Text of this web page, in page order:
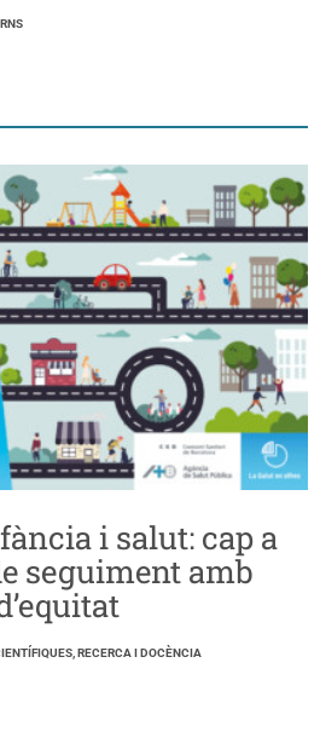
i salut: cap a
seguiment amb
RECERCA I DOCÈNCIA